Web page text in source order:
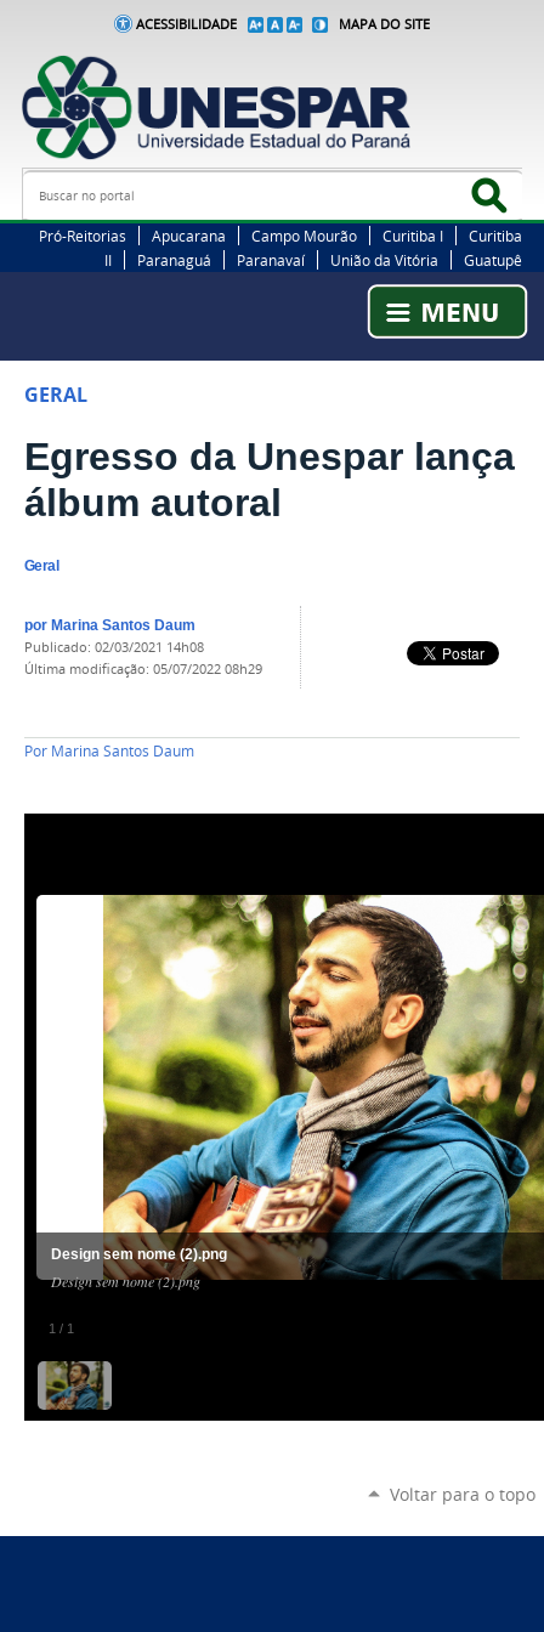
ACESSIBILIDADE MAPA DO SITE
Busca
Pró-Reitorias Apucarana Campo Mourão Curitiba I
Curitiba
II
Paranaguá Paranavaí União da Vitória Guatupê
GERAL
Egresso da Unespar lança
álbum autoral
Geral
por Marina Santos Daum
publicado: 02/03/2021 14h08
última modificação: 05/07/2022 08h29
Por Marina Santos Daum
1 / 1
Design sem nome (2).png
Design sem nome (2).png
Voltar para o topo